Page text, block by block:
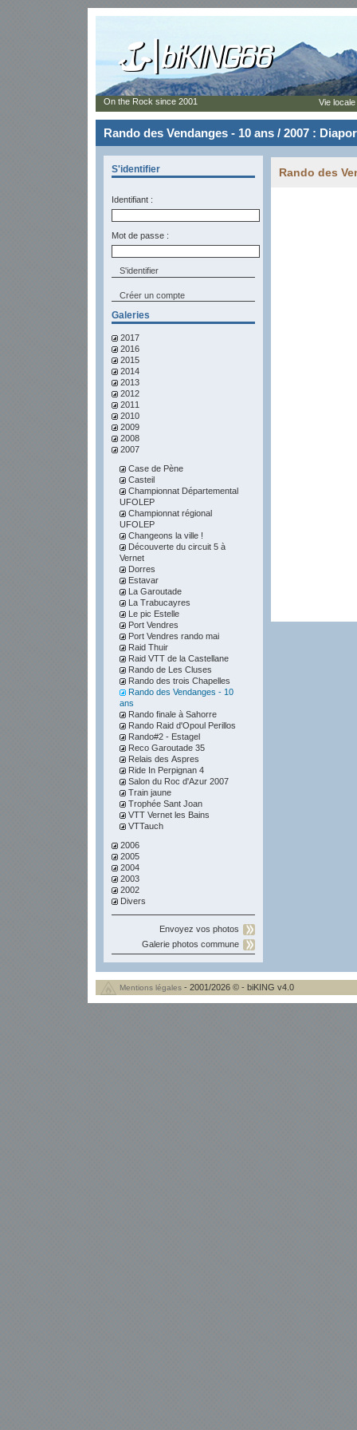
Rando des Vendanges - 10 ans / 2007 :
S'identifier
Identifiant :
Mot de passe :
Créer un compte
Galeries
2017
2016
2015
2014
2013
2012
2011
2010
2009
2008
2007
Case de Pène
Casteil
Championnat Départemental
UFOLEP
Championnat régional
UFOLEP
Changeons la ville !
Découverte du circuit 5 à
Vernet
Dorres
Estavar
La Garoutade
La Trabucayres
Le pic Estelle
Port Vendres
Port Vendres rando mai
Raid Thuir
Raid VTT de la Castellane
Rando de Les Cluses
Rando des trois Chapelles
Rando des Vendanges - 10
ans
Rando finale à Sahorre
Rando Raid d'Opoul Perillos
Rando#2 - Estagel
Reco Garoutade 35
Relais des Aspres
Ride In Perpignan 4
Salon du Roc d'Azur 2007
Train jaune
Trophée Sant Joan
VTT Vernet les Bains
VTTauch
2006
2005
2004
2003
2002
Divers
Envoyez vos photos
Galerie photos commune
Rando des
On the Rock since 2001 Vie
Mentions légales - 2001/2026 © - biKING v4.0